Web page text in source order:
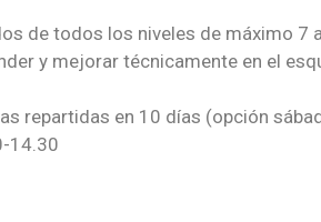
de todos los niveles de máximo 7
y mejorar técnicamente en el
repartidas en 10 días (opción
14.30